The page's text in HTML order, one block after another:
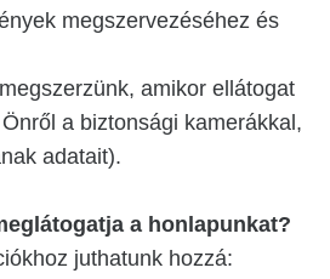
megszervezéséhez és
amikor ellátogat
a biztonsági kamerákkal,
adatait).
a honlapunkat?
juthatunk hozzá: